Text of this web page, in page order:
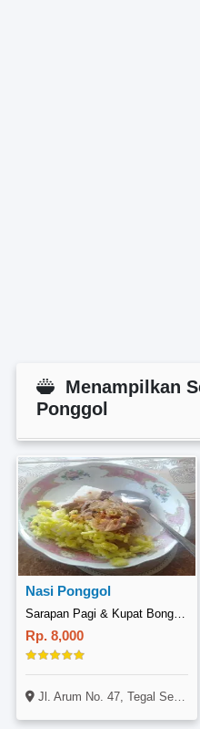
Menampilkan
Ponggol
Nasi Ponggol
Sarapan Pagi & Kupat Bongkok Mba UMI, Arum Indah
Rp. 8,000
Jl. Arum No. 47, Tegal Selatan, Tegal